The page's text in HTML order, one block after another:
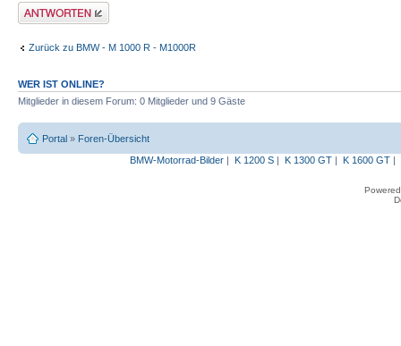
Antwort erstellen
Zurück zu BMW - M 1000 R - M1000R
WER IST ONLINE?
Mitglieder in diesem Forum: 0 Mitglieder und 9 Gäste
Portal » Foren-Übersicht
BMW-Motorrad-Bilder| K 1200 S| K 1300 GT| K 1600 GT|